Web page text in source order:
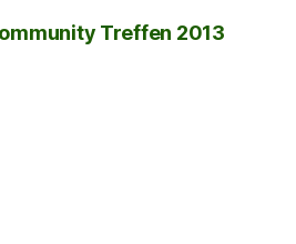
Treffen 2013